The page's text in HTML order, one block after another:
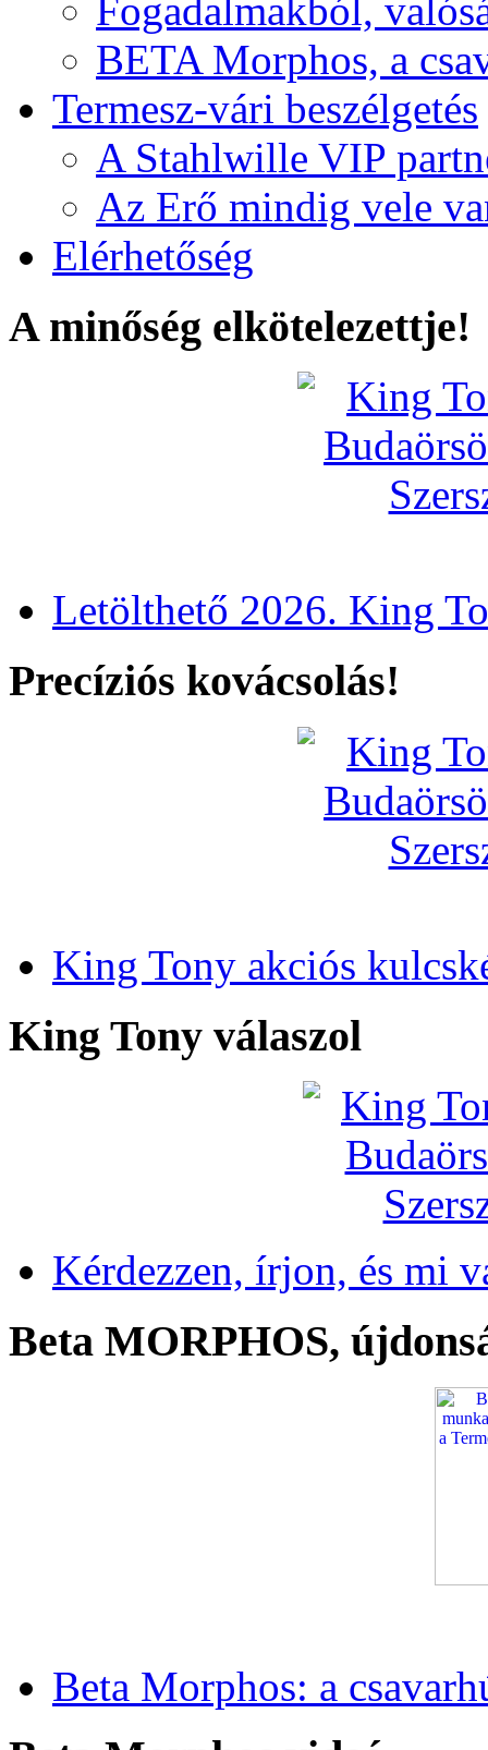
Fogadalmakból,
BETA Morphos, a
Termesz-vári beszélgetés
A Stahlwille VIP
Az Erő mindig vele
Elérhetőség
A minőség elkötelezettje!
Letölthető 2026. King
Precíziós kovácsolás!
King Tony akciós
King Tony válaszol
Kérdezzen, írjon, és mi
Beta MORPHOS,
Beta Morphos: a